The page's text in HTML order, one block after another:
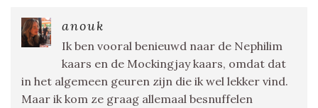
anouk
Ik ben vooral benieuwd naar de Nephilim
kaars en de Mockingjay kaars, omdat dat
in het algemeen geuren zijn die ik wel lekker vind.
Maar ik kom ze graag allemaal besnuffelen